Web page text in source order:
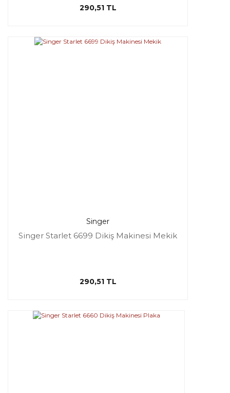
290,51 TL
Singer
Singer Starlet 6699 Dikiş Makinesi Mekik
290,51 TL